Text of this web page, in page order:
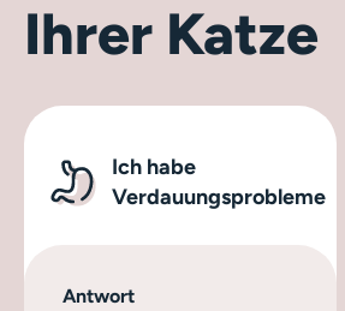
Ihrer Katze
Ich habe
Verdauungsprobleme
Antwort